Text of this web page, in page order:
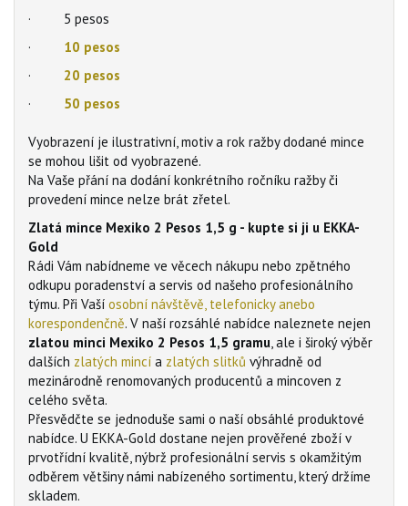
· 5 pesos
· 10 pesos
· 20 pesos
· 50 pesos
Vyobrazení je ilustrativní, motiv a rok ražby dodané mince
se mohou lišit od vyobrazené.
Na Vaše přání na dodání konkrétního ročníku ražby či
provedení mince nelze brát zřetel.
Zlatá mince Mexiko 2 Pesos 1,5 g - kupte si ji u EKKA-
Gold
Rádi Vám nabídneme ve věcech nákupu nebo zpětného
odkupu poradenství a servis od našeho profesionálního
týmu. Při Vaší osobní návštěvě, telefonicky anebo
korespondenčně. V naší rozsáhlé nabídce naleznete nejen
zlatou minci Mexiko 2 Pesos 1,5 gramu, ale i široký výběr
dalších zlatých mincí a zlatých slitků výhradně od
mezinárodně renomovaných producentů a mincoven z
celého světa.
Přesvědčte se jednoduše sami o naší obsáhlé produktové
nabídce. U EKKA-Gold dostane nejen prověřené zboží v
prvotřídní kvalitě, nýbrž profesionální servis s okamžitým
odběrem většiny námi nabízeného sortimentu, který držíme
skladem.